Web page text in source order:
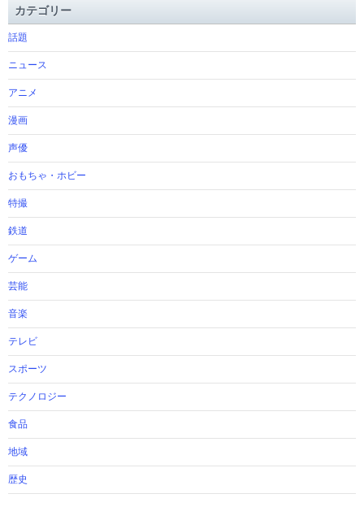
カテゴリー
話題
ニュース
アニメ
漫画
声優
おもちゃ・ホビー
特撮
鉄道
ゲーム
芸能
音楽
テレビ
スポーツ
テクノロジー
食品
地域
歴史